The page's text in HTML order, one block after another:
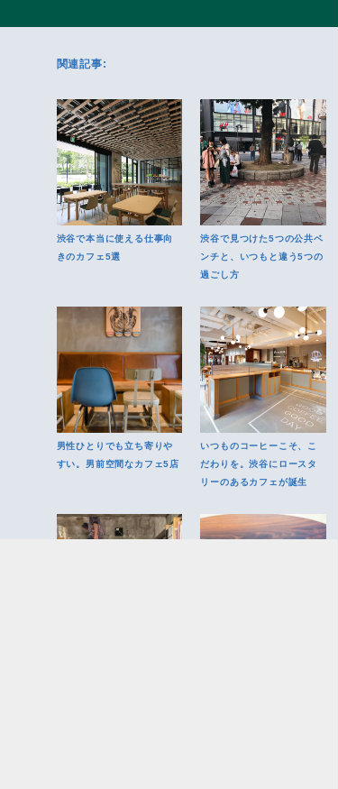
関連記事:
渋谷で本当に使える仕事向
きのカフェ5選
渋谷で見つけた5つの公共ベ
ンチと、いつもと違う5つの
過ごし方
男性ひとりでも立ち寄りや
すい。男前空間なカフェ5店
いつものコーヒーこそ、こ
だわりを。渋谷にロースタ
リーのあるカフェが誕生